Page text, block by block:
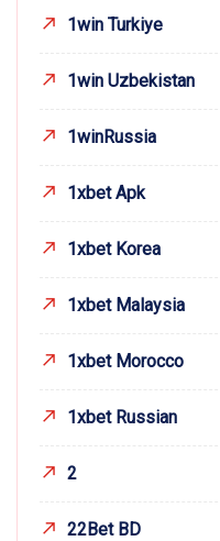
1win Turkiye
1win Uzbekistan
1winRussia
1xbet Apk
1xbet Korea
1xbet Malaysia
1xbet Morocco
1xbet Russian
2
22Bet BD